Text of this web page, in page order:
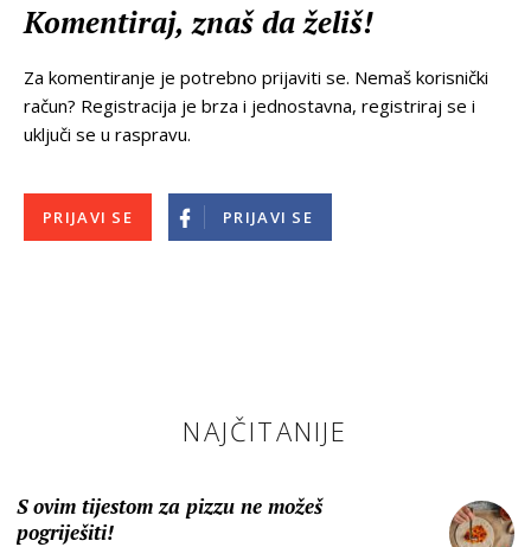
Komentiraj, znaš da želiš!
Za komentiranje je potrebno prijaviti se. Nemaš korisnički
račun? Registracija je brza i jednostavna, registriraj se i
uključi se u raspravu.
PRIJAVI SE PRIJAVI SE
NAJČITANIJE
S ovim tijestom za pizzu ne možeš
pogriješiti!